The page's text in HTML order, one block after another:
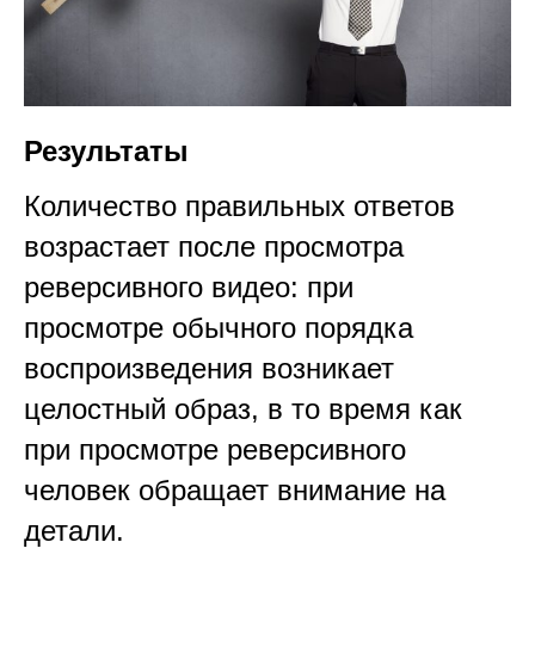
Результаты
Количество правильных ответов
возрастает после просмотра
реверсивного видео: при
просмотре обычного порядка
воспроизведения возникает
целостный образ, в то время как
при просмотре реверсивного
человек обращает внимание на
детали.